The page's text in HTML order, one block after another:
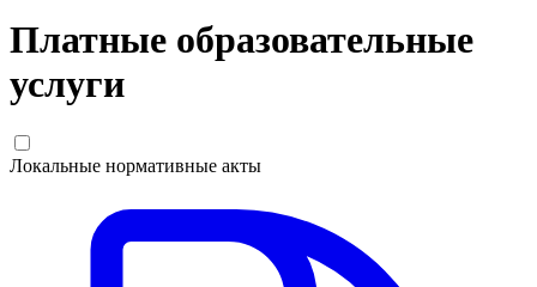
Платные образовательные
услуги
Локальные нормативные акты